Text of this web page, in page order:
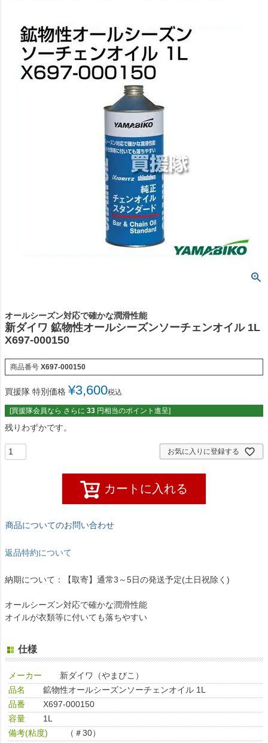
オールシーズン対応で確かな潤滑性能
新ダイワ 鉱物性オールシーズンソーチェンオイル 1L
X697-000150
商品番号 X697-000150
買援隊 特別価格 ¥3,600税込
[買援隊会員なら さらに 33 円相当のポイント進呈]
残りわずかです。
お気に入りに登録する
カートに入れる
商品についてのお問い合わせ
返品特約について
納期について：【取寄】通常3～5日の発送予定(土日祝除く)
オールシーズン対応で確かな潤滑性能
オイルが衣類等に付いても落ちやすい
仕様
メーカー
新ダイワ（やまびこ）
品名
鉱物性オールシーズンソーチェンオイル 1L
品番
X697-000150
容量
1L
備考(粘度)
（＃30）